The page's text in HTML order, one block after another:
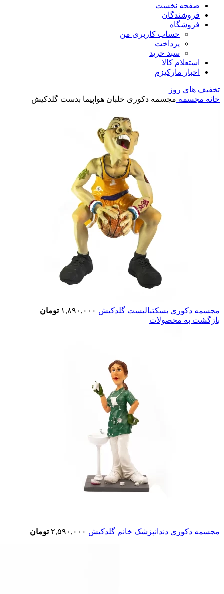
صفحه نخست
فروشندگان
فروشگاه
حساب کاربری من
پرداخت
سبد خرید
استعلام کالا
اخبار مارکیزم
تخفیف های روز
خانه مجسمه مجسمه دکوری خلبان هواپیما بدست گلدکیش
مجسمه دکوری بسکتبالیست گلدکیش ۱,۸۹۰,۰۰۰ تومان
بازگشت به محصولات
مجسمه دکوری دندانپزشک خانم گلدکیش ۲,۵۹۰,۰۰۰ تومان